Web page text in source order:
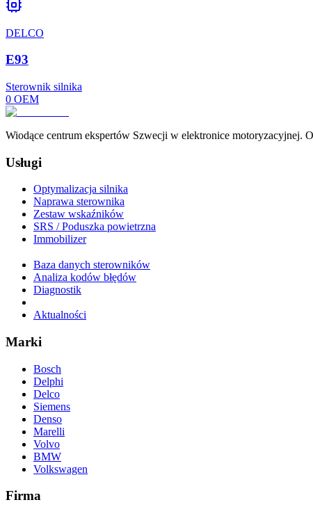
DELCO
E93
Sterownik silnika
0 OEM
Wiodące centrum ekspertów Szwecji w elektronice motoryzacyjnej.
Usługi
Optymalizacja silnika
Naprawa sterownika
Zestaw wskaźników
SRS / Poduszka powietrzna
Immobilizer
Baza danych sterowników
Analiza kodów błędów
Diagnostik
Aktualności
Marki
Bosch
Delphi
Delco
Siemens
Denso
Marelli
Volvo
BMW
Volkswagen
Firma